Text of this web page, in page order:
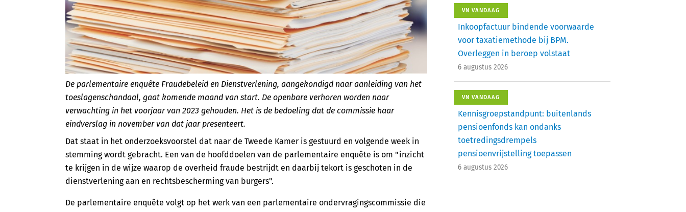
De parlementaire enquête Fraudebeleid en Dienstverlening, aangekondigd naar aanleiding van het
toeslagenschandaal, gaat komende maand van start. De openbare verhoren worden naar
verwachting in het voorjaar van 2023 gehouden. Het is de bedoeling dat de commissie haar
eindverslag in november van dat jaar presenteert.
Dat staat in het onderzoeksvoorstel dat naar de Tweede Kamer is gestuurd en volgende week in
stemming wordt gebracht. Een van de hoofddoelen van de parlementaire enquête is om "inzicht
te krijgen in de wijze waarop de overheid fraude bestrijdt en daarbij tekort is geschoten in de
dienstverlening aan en rechtsbescherming van burgers".
De parlementaire enquête volgt op het werk van een parlementaire ondervragingscommissie die
VN VANDAAG
Inkoopfactuur bindende voorwaarde
voor taxatiemethode bij BPM.
Overleggen in beroep volstaat
6 augustus 2026
VN VANDAAG
Kennisgroepstandpunt: buitenlands
pensioenfonds kan ondanks
toetredingsdrempels
pensioenvrijstelling toepassen
6 augustus 2026